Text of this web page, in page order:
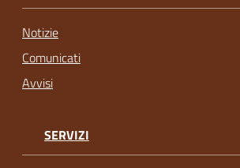
Notizie
Comunicati
Avvisi
SERVIZI